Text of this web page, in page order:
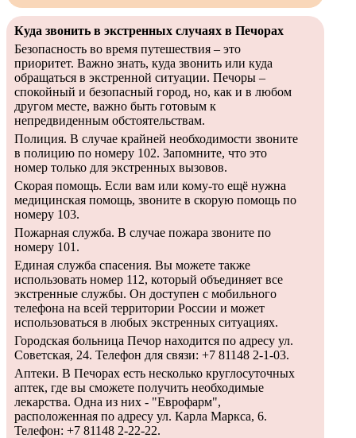
Куда звонить в экстренных случаях в Печорах
Безопасность во время путешествия – это
приоритет. Важно знать, куда звонить или куда
обращаться в экстренной ситуации. Печоры –
спокойный и безопасный город, но, как и в любом
другом месте, важно быть готовым к
непредвиденным обстоятельствам.
Полиция. В случае крайней необходимости звоните
в полицию по номеру 102. Запомните, что это
номер только для экстренных вызовов.
Скорая помощь. Если вам или кому-то ещё нужна
медицинская помощь, звоните в скорую помощь по
номеру 103.
Пожарная служба. В случае пожара звоните по
номеру 101.
Единая служба спасения. Вы можете также
использовать номер 112, который объединяет все
экстренные службы. Он доступен с мобильного
телефона на всей территории России и может
использоваться в любых экстренных ситуациях.
Городская больница Печор находится по адресу ул.
Советская, 24. Телефон для связи: +7 81148 2-1-03.
Аптеки. В Печорах есть несколько круглосуточных
аптек, где вы сможете получить необходимые
лекарства. Одна из них - "Еврофарм",
расположенная по адресу ул. Карла Маркса, 6.
Телефон: +7 81148 2-22-22.